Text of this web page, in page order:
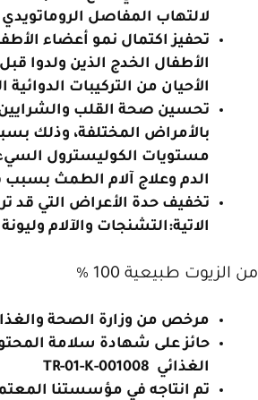
لالتهاب المفاصل الروماتويدي
تحفيز اكتمال نمو أعضاء
الأطفال الخدج الذين
الأحيان من التركيبات
تحسين صحة القلب
بالأمراض المختلفة، وذلك
مستويات الكوليسترول
الدم وعلاج آلام الطمث بسبب
تخفيف حدة الأعراض التي قد
الاتية:التشنجات والآلام
من الزيوت طبيعية 100 %
مرخص من وزارة الصحة
حائز على شهادة سلامة
الغذائي
تم انتاجه في مؤسستنا